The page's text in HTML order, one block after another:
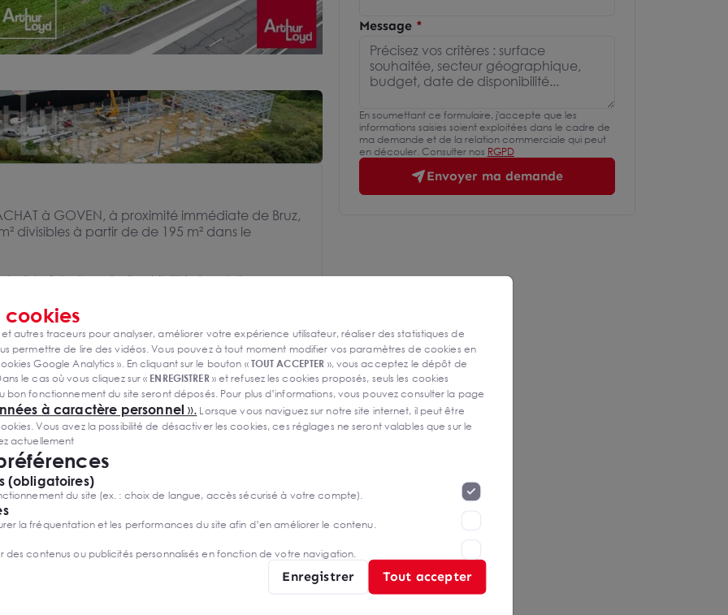
à GOVEN, à proximité immédiate de Bruz,
divisibles à partir de de 195 m² dans le
à la fois d'une belle visibilité depuis l'axe
voies.
pour ce programme neuf.
Assainissement collectif
Message
En soumettant ce formulaire, j'accepte que les
informations saisies soient exploitées dans le cadre de
ma demande et de la relation commerciale qui peut
en découler. Consulter nos RGPD
Envoyer ma demande
cookies
et autres traceurs pour analyser, améliorer votre expérience utilisateur, réaliser des statistiques de
permettre de lire des vidéos. Vous pouvez à tout moment modifier vos paramètres de cookies en
Google Analytics ». En cliquant sur le bouton «TOUT ACCEPTER », vous acceptez le dépôt de
le cas où vous cliquez sur « ENREGISTRER» et refusez les cookies proposés, seuls les cookies
bon fonctionnement du site seront déposés. Pour plus d’informations, vous pouvez consulter la page
à caractère personnel ». Lorsque vous naviguez sur notre site internet, il peut être
Vous avez la possibilité de désactiver les cookies, ces réglages ne seront valables que sur le
actuellement
(obligatoires)
du site (ex. : choix de langue, accès sécurisé à votre compte).
la fréquentation et les performances du site afin d’en améliorer le contenu.
des contenus ou publicités personnalisés en fonction de votre navigation.
Enregistrer Tout accepter